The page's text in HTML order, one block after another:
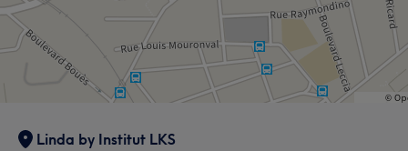
Linda by Institut LKS